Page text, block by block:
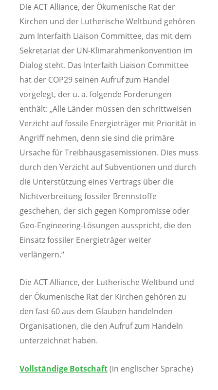
Die ACT Alliance, der Ökumenische Rat der
Kirchen und der Lutherische Weltbund gehören
zum Interfaith Liaison Committee, das mit dem
Sekretariat der UN-Klimarahmenkonvention im
Dialog steht. Das Interfaith Liaison Committee
hat der COP29 seinen Aufruf zum Handel
vorgelegt, der u. a. folgende Forderungen
enthält: „Alle Länder müssen den schrittweisen
Verzicht auf fossile Energieträger mit Priorität in
Angriff nehmen, denn sie sind die primäre
Ursache für Treibhausgasemissionen. Dies muss
durch den Verzicht auf Subventionen und durch
die Unterstützung eines Vertrags über die
Nichtverbreitung fossiler Brennstoffe
geschehen, der sich gegen Kompromisse oder
Geo-Engineering-Lösungen ausspricht, die den
Einsatz fossiler Energieträger weiter
verlängern.“
Die ACT Alliance, der Lutherische Weltbund und
der Ökumenische Rat der Kirchen gehören zu
den fast 60 aus dem Glauben handelnden
Organisationen, die den Aufruf zum Handeln
unterzeichnet haben.
Vollständige Botschaft(in englischer Sprache)